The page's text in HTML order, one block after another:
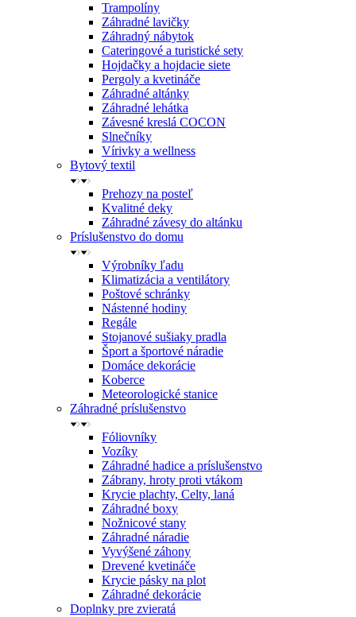
Trampolíny
Záhradné lavičky
Záhradný nábytok
Cateringové a turistické sety
Hojdačky a hojdacie siete
Pergoly a kvetináče
Záhradné altánky
Záhradné lehátka
Závesné kreslá COCON
Slnečníky
Vírivky a wellness
Bytový textil
Prehozy na posteľ
Kvalitné deky
Záhradné závesy do altánku
Príslušenstvo do domu
Výrobníky ľadu
Klimatizácia a ventilátory
Poštové schránky
Nástenné hodiny
Regále
Stojanové sušiaky pradla
Šport a športové náradie
Domáce dekorácie
Koberce
Meteorologické stanice
Záhradné príslušenstvo
Fóliovníky
Vozíky
Záhradné hadice a príslušenstvo
Zábrany, hroty proti vtákom
Krycie plachty, Celty, laná
Záhradné boxy
Nožnicové stany
Záhradné náradie
Vyvýšené záhony
Drevené kvetináče
Krycie pásky na plot
Záhradné dekorácie
Doplnky pre zvieratá